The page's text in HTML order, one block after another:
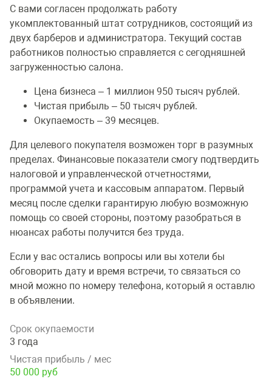
С вами согласен продолжать работу
укомплектованный штат сотрудников, состоящий из
двух барберов и администратора. Текущий состав
работников полностью справляется с сегодняшней
загруженностью салона.
Цена бизнеса – 1 миллион 950 тысяч рублей.
Чистая прибыль – 50 тысяч рублей.
Окупаемость – 39 месяцев.
Для целевого покупателя возможен торг в разумных
пределах. Финансовые показатели смогу подтвердить
налоговой и управленческой отчетностями,
программой учета и кассовым аппаратом. Первый
месяц после сделки гарантирую любую возможную
помощь со своей стороны, поэтому разобраться в
нюансах работы получится без труда.
Если у вас остались вопросы или вы хотели бы
обговорить дату и время встречи, то связаться со
мной можно по номеру телефона, который я оставлю
в объявлении.
Срок окупаемости
3 года
Чистая прибыль / мес
50 000 руб